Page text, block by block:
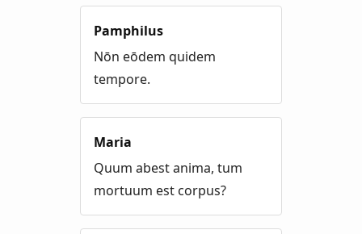
Pamphilus
Nōn eōdem quidem
tempore.
Maria
Quum abest anima, tum
mortuum est corpus?